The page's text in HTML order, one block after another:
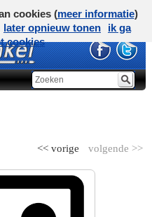
volgende >>
<< vorige
cookies (meer informatie)
later opnieuw tonen
ik ga
cookies